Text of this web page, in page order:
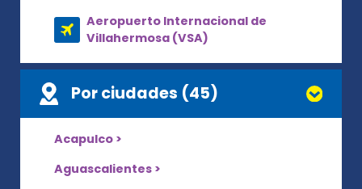
Aeropuerto Internacional de
Villahermosa (VSA)
Por ciudades (45)
Acapulco >
Aguascalientes >